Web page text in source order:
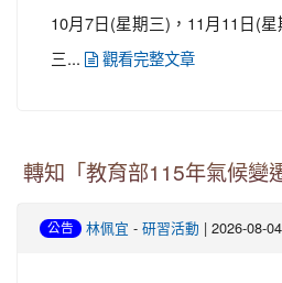
10月7日(星期三)，11月11日(
三...
觀看完整文章
轉知「教育部115年氣候變
公告 林佩宜 - 研習活動 | 2026-08-